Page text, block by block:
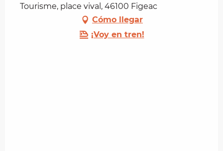
Tourisme, place vival, 46100 Figeac
Cómo llegar
¡Voy en tren!